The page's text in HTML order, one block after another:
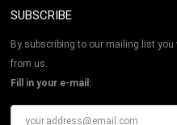
SUBSCRIBE
By subscribing to our mailing list
from us.
Fill in your e-mail: